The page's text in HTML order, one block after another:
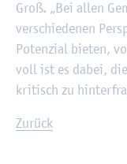
Groß. „Bei allen
ver­schie­de­nen
Po­ten­zi­al bie­ten,
voll ist es dabei,
kri­tisch zu
Zu­rück